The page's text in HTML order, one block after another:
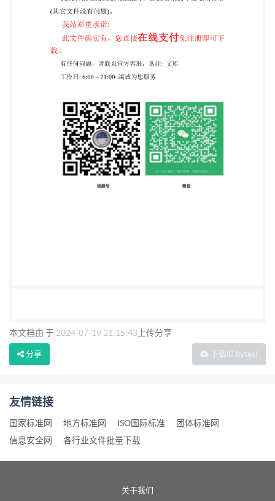
本文档由 于 2024-07-19 21:15:43 上传分享
下载(0 bytes)
分享
友情链接
国家标准网 地方标准网 ISO国际标准
团体标准网
信息安全网
各行业文件批量下载
关于我们